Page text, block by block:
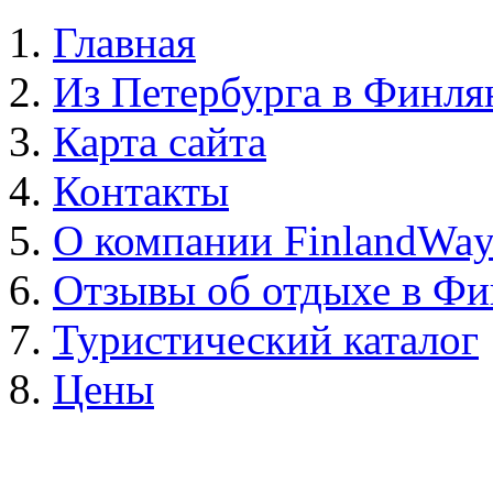
Главная
Из Петербурга в
Карта сайта
Контакты
О компании
Отзывы об отдыхе в
Туристический каталог
Цены